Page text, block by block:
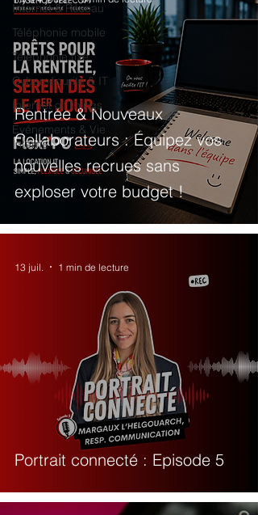
Internet & Réseau
Téléphonie mobile
Téléphonie fixe
Cybersécurité & IT
Internet of Things
Evénements & Vie
Interne
Rentrée & Nouveaux
Collaborateurs : Équipez vos
nouvelles recrues sans
exploser votre budget !
Portrait connecté : Episode 5
13 juil. 1 min de lecture